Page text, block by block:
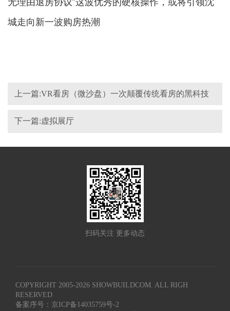
城走向新一波购房热潮
上一篇:VR看房（微沙盘）一次颠覆传统看房的黑科技
下一篇:虚拟展厅
扫码关注 更多动态
COPYRIGHT 2005-2026 SHOWBUILDCOM. ALL RIGH
RESERVED
备案序号：京ICP备14035759号-2